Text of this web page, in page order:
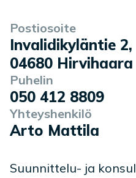
Yrityksen tiedot
Postiosoite
Invalidikyläntie 2,
04680 Hirvihaara
Puhelin
050 412 8809
Yhteyshenkilö
Arto Mattila
Palvelukuvaus
Suunnittelu- ja